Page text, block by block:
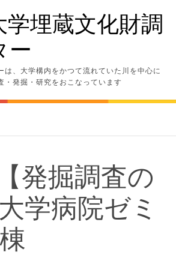
学埋蔵文化財調
ー
は、大学構内をかつて流れていた川を中心に
・発掘・研究をおこなっています
発掘調査の
学病院ゼミ